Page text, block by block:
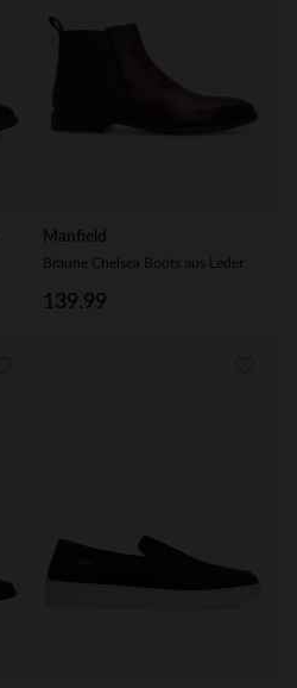
Manfield
Braune Chelsea Boots aus Leder
139.99